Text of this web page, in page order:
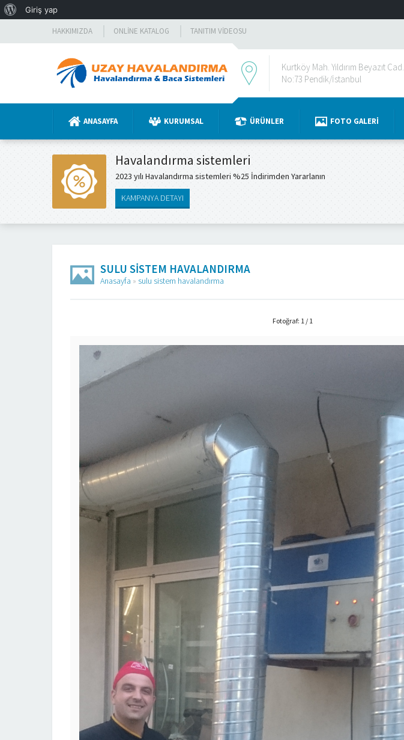
HAKKIMIZDA ONLINE KATALOG TANITIM VIDEOSU
Kurtköy Mah. Yıldırım Beyazıt Cad.
No:73 Pendik/İstanbul
ANASAYFA KURUMSAL ÜRÜNLER FOTO GALERI
Havalandırma sistemleri
2023 yılı Havalandırma sistemleri %25 İndirimden Yararlanın
KAMPANYA DETAYI
SULU SISTEM HAVALANDIRMA
Anasayfa » sulu sistem havalandırma
Fotoğraf: 1 / 1
WordPress
Giriş yap